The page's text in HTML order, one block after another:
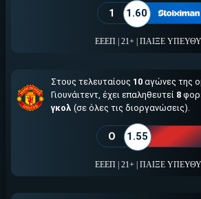
1 1.60
ΕΕΕΠ | 21+ | ΠΑΙΞΕ
Στους τελευταίους 10 αγώνες της
Γιουνάιτεντ, έχει επαληθευτεί 8
γκολ (σε όλες τις διοργανώσεις).
O 1.55
ΕΕΕΠ | 21+ | ΠΑΙΞΕ